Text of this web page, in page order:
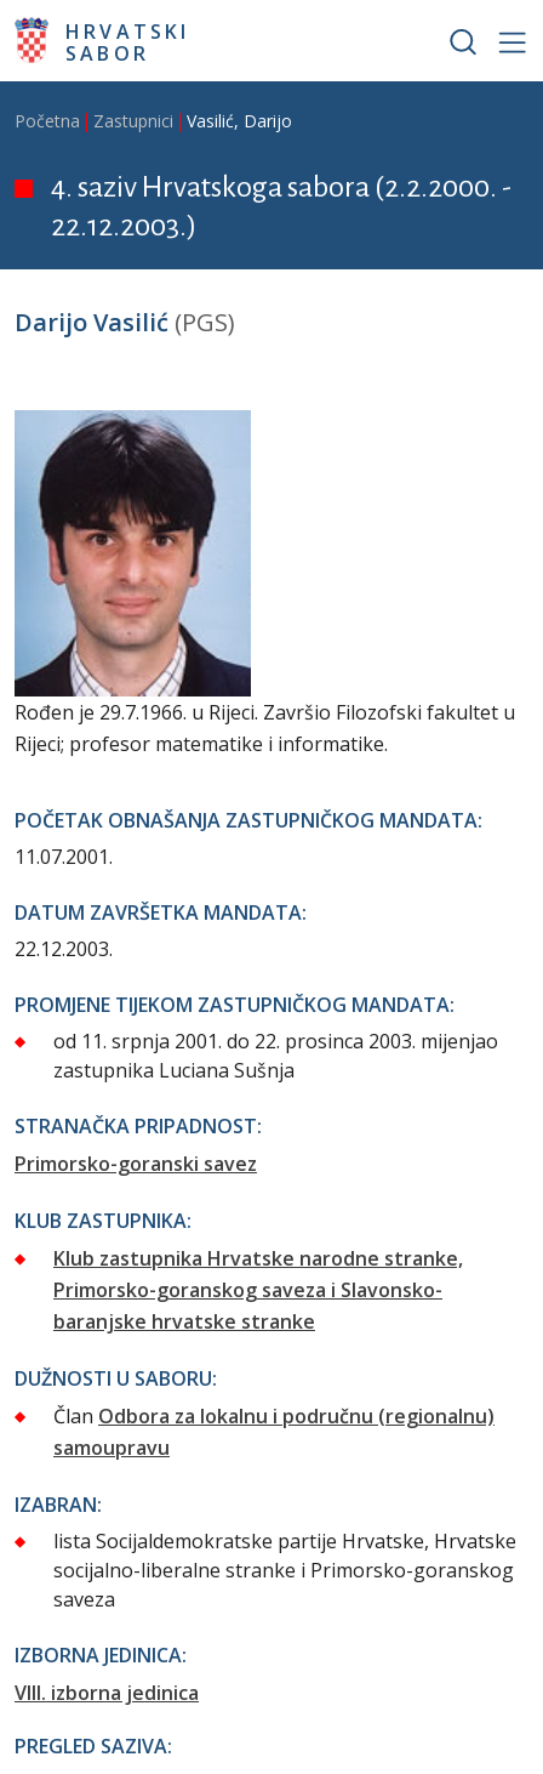
Skoči na glavni sadržaj
HRVATSKI
SABOR
Breadcrumb
Početna Zastupnici Vasilić, Darijo
4. saziv Hrvatskoga sabora (2.2.2000. -
22.12.2003.)
Darijo Vasilić (PGS)
Rođen je 29.7.1966. u Rijeci. Završio Filozofski fakultet u
Rijeci; profesor matematike i informatike.
POČETAK OBNAŠANJA ZASTUPNIČKOG MANDATA:
11.07.2001.
DATUM ZAVRŠETKA MANDATA:
22.12.2003.
PROMJENE TIJEKOM ZASTUPNIČKOG MANDATA:
od 11. srpnja 2001. do 22. prosinca 2003. mijenjao
zastupnika Luciana Sušnja
STRANAČKA PRIPADNOST:
Primorsko-goranski savez
KLUB ZASTUPNIKA:
Klub zastupnika Hrvatske narodne stranke,
Primorsko-goranskog saveza i Slavonsko-
baranjske hrvatske stranke
DUŽNOSTI U SABORU:
Član Odbora za lokalnu i područnu (regionalnu)
samoupravu
IZABRAN:
lista Socijaldemokratske partije Hrvatske, Hrvatske
socijalno-liberalne stranke i Primorsko-goranskog
saveza
IZBORNA JEDINICA:
VIII. izborna jedinica
PREGLED SAZIVA: